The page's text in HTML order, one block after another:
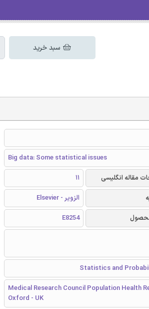
سبد خرید
Big data: Some statistical issues
مقاله انگلیسی
11
الزویر - Elsevier
E8254
Medical Research Council Population Health
Oxford - UK